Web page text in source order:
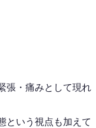
張・痛みとして現れ
という視点も加えて